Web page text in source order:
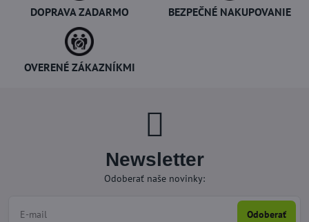
DOPRAVA ZADARMO BEZPEČNÉ NAKUPOVANIE
OVERENÉ ZÁKAZNÍKMI
Newsletter
Odoberať naše novinky:
Odoberať